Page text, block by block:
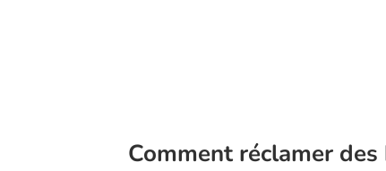
Comment réclamer